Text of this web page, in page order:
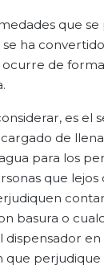
que
ha
ocurre de
es el
de
para los
que lejos
basura o
dispensador
que perjudique